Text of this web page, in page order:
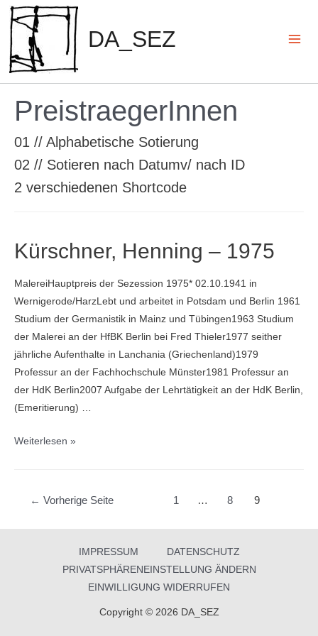
Zum
Inhalt
springen
DA_SEZ
PreistraegerInnen
01 // Alphabetische Sotierung
02 // Sotieren nach Datumv/ nach ID
2 verschiedenen Shortcode
Kürschner, Henning – 1975
MalereiHauptpreis der Sezession 1975* 02.10.1941 in
Wernigerode/HarzLebt und arbeitet in Potsdam und Berlin 1961
Studium der Germanistik in Mainz und Tübingen1963 Studium
der Malerei an der HfBK Berlin bei Fred Thieler1977 seither
jährliche Aufenthalte in Lanchania (Griechenland)1979
Professur an der Fachhochschule Münster1981 Professur an
der HdK Berlin2007 Aufgabe der Lehrtätigkeit an der HdK Berlin,
(Emeritierung) …
Kürschner,
Weiterlesen »
Beitragsnavigation
← Vorherige Seite 1 … 8 9
IMPRESSUM
DATENSCHUTZ
PRIVATSPHÄRENEINSTELLUNG ÄNDERN
EINWILLIGUNG WIDERRUFEN
Copyright © 2026 DA_SEZ